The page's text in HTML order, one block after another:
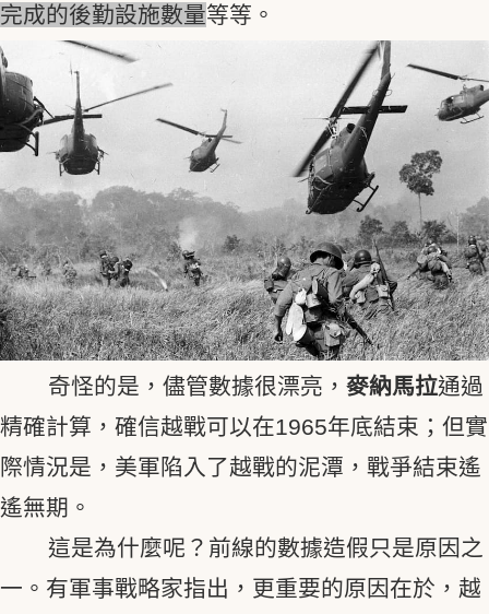
完成的後勤設施數量等等。
奇怪的是，儘管數據很漂亮， 麥納馬拉通過
精確計算，確信越戰可以在1965年底結束；但實
際情況是，美軍陷入了越戰的泥潭，戰爭結束遙
遙無期。
這是為什麼呢？前線的數據造假只是原因之
一。有軍事戰略家指出，更重要的原因在於，越